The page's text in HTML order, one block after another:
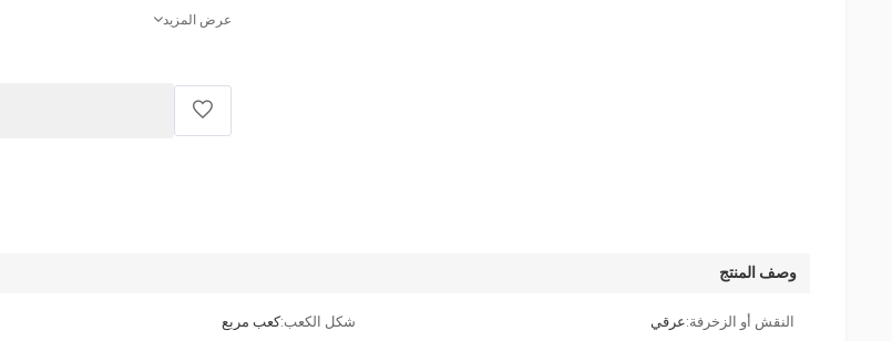
عرض المزيد
وصف المنتج
النقش أو الزخرفة:عرقي شكل الكعب:كعب مربع